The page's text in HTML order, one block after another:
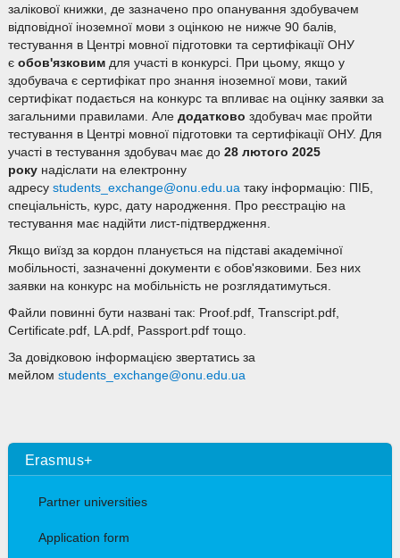
залікової книжки, де зазначено про опанування здобувачем
відповідної іноземної мови з оцінкою не нижче 90 балів,
тестування в Центрі мовної підготовки та сертифікації ОНУ
є обов'язковимдля участі в конкурсі. При цьому, якщо у
здобувача є сертифікат про знання іноземної мови, такий
сертифікат подається на конкурс та впливає на оцінку заявки за
загальними правилами. Але додатково здобувач має пройти
тестування в Центрі мовної підготовки та сертифікації ОНУ. Для
участі в тестування здобувач має до 28 лютого 2025
року надіслати на електронну
адресу students_exchange@onu.edu.uaтаку інформацію: ПІБ,
спеціальність, курс, дату народження. Про реєстрацію на
тестування має надійти лист-підтвердження.
Якщо виїзд за кордон планується на підставі академічної
мобільності, зазначенні документи є обов'язковими. Без них
заявки на конкурс на мобільність не розглядатимуться.
Файли повинні бути названі так: Proof.pdf, Transcript.pdf,
Certificate.pdf, LA.pdf, Passport.pdf тощо.
За довідковою інформацією звертатись за
мейлом students_exchange@onu.edu.ua
Erasmus+
Partner universities
Application form